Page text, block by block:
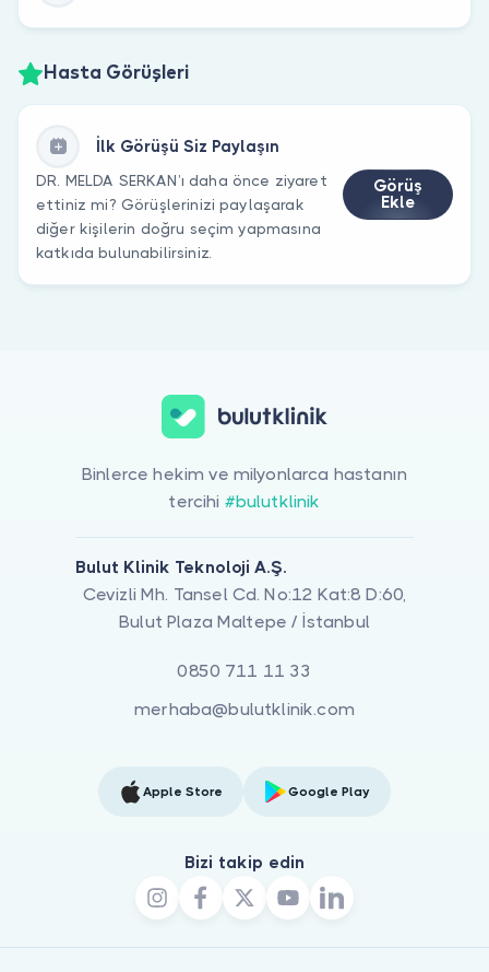
Hasta Görüşleri
İlk Görüşü Siz Paylaşın
DR. MELDA SERKAN’ı daha önce ziyaret
ettiniz mi? Görüşlerinizi paylaşarak
diğer kişilerin doğru seçim yapmasına
katkıda bulunabilirsiniz.
Görüş
Ekle
Binlerce hekim ve milyonlarca hastanın
tercihi #bulutklinik
Bulut Klinik Teknoloji A.Ş.
Cevizli Mh. Tansel Cd. No:12 Kat:8 D:60,
Bulut Plaza Maltepe / İstanbul
0850 711 11 33
merhaba@bulutklinik.com
Apple Store Google Play
Bizi takip edin